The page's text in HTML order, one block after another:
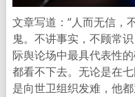
文章写道：“人而无信，
鬼。不讲事实，不顾常
际舆论场中最具代表性
都看不下去。无论是在
是向世卫组织发难，他